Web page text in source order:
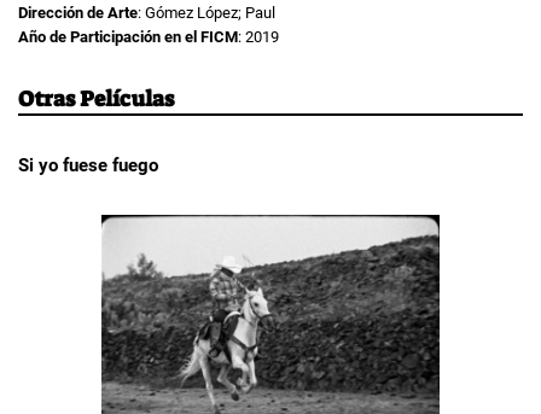
Dirección de Arte: Gómez López; Paul
Año de Participación en el FICM: 2019
Otras Películas
Si yo fuese fuego